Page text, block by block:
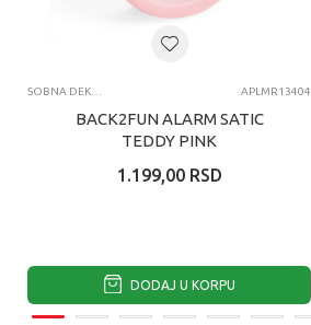
APLMR13404
BACK2FUN ALARM SATIC
TEDDY PINK
1.199,00 RSD
DODAJ U KORPU